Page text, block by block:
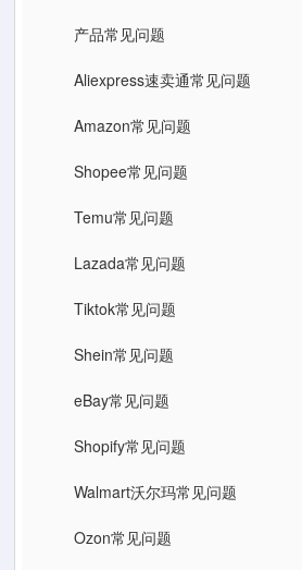
产品常见问题
Aliexpress速卖通常见问题
Amazon常见问题
Shopee常见问题
Temu常见问题
Lazada常见问题
Tiktok常见问题
Shein常见问题
eBay常见问题
Shopify常见问题
Walmart沃尔玛常见问题
Ozon常见问题